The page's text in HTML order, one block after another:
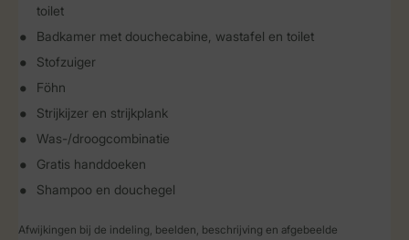
toilet
Badkamer met douchecabine, wastafel en toilet
Stofzuiger
Föhn
Strijkijzer en strijkplank
Was-/droogcombinatie
Gratis handdoeken
Shampoo en douchegel
Afwijkingen bij de indeling, beelden, beschrijving en afgebeelde